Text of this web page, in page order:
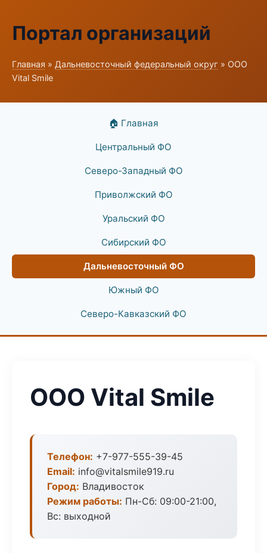
Портал организаций
Главная » Дальневосточный федеральный округ » ООО
Vital Smile
🏠 Главная
Центральный ФО
Северо-Западный ФО
Приволжский ФО
Уральский ФО
Сибирский ФО
Дальневосточный ФО
Южный ФО
Северо-Кавказский ФО
ООО Vital Smile
Телефон: +7-977-555-39-45
Email: info@vitalsmile919.ru
Город: Владивосток
Режим работы: Пн-Сб: 09:00-21:00,
Вс: выходной